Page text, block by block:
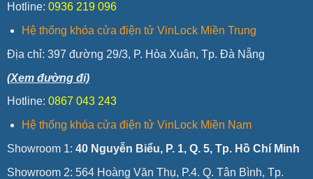
Hotline: 0936 219 096
Hệ thống khóa cửa điện tử VinLock Miền Trung
Địa chỉ: 397 đường 29/3, P. Hòa Xuân, Tp. Đà Nẵng
(Xem đường đi)
Hotline: 0867 043 243
Hệ thống khóa cửa điện tử VinLock Miền Nam
Showroom 1: 40 Nguyễn Biểu, P. 1, Q. 5, Tp. Hồ Chí Minh
Showroom 2: 564 Hoàng Văn Thụ, P.4. Q. Tân Bình, Tp.